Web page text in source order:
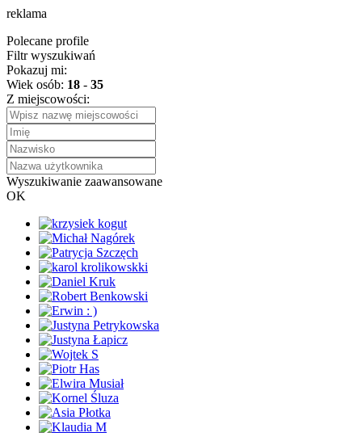
reklama
Polecane profile
Filtr wyszukiwań
Pokazuj mi:
Wiek osób: 18 - 35
Z miejscowości:
Wyszukiwanie zaawansowane
OK